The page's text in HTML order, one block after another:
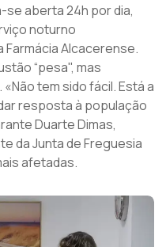
aberta 24h por dia,
noturno
Alcacerense.
“pesa", mas
tem sido fácil. Está a
resposta à população
Duarte Dimas,
da Junta de Freguesia
afetadas.